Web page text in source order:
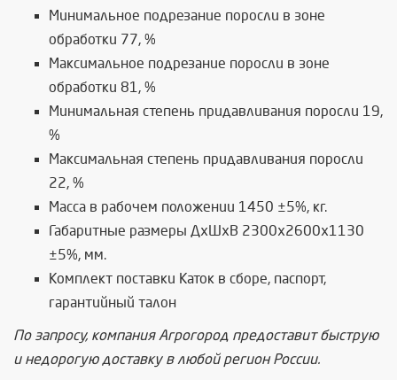
Минимальное подрезание поросли в зоне
обработки 77, %
Максимальное подрезание поросли в зоне
обработки 81, %
Минимальная степень придавливания поросли 19,
%
Максимальная степень придавливания поросли
22, %
Масса в рабочем положении 1450 ±5%, кг.
Габаритные размеры ДхШхВ 2300х2600х1130
±5%, мм.
Комплект поставки Каток в сборе, паспорт,
гарантийный талон
По запросу, компания Агрогород предоставит быструю
и недорогую доставку в любой регион России.